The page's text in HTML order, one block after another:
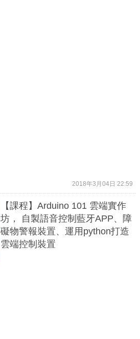
2018年3月04日 22:59
【課程】Arduino 101 雲端實作
坊， 自製語音控制藍牙APP、障
礙物警報裝置、運用python打造
雲端控制裝置